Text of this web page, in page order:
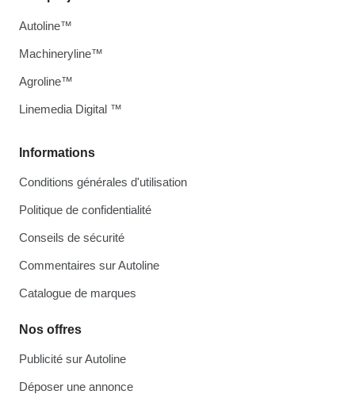
Informations
Conditions générales d'utilisation
Politique de confidentialité
Conseils de sécurité
Commentaires sur Autoline
Catalogue de marques
Nos offres
Publicité sur Autoline
Déposer une annonce
Autoline™
Machineryline™
Agroline™
Linemedia Digital ™